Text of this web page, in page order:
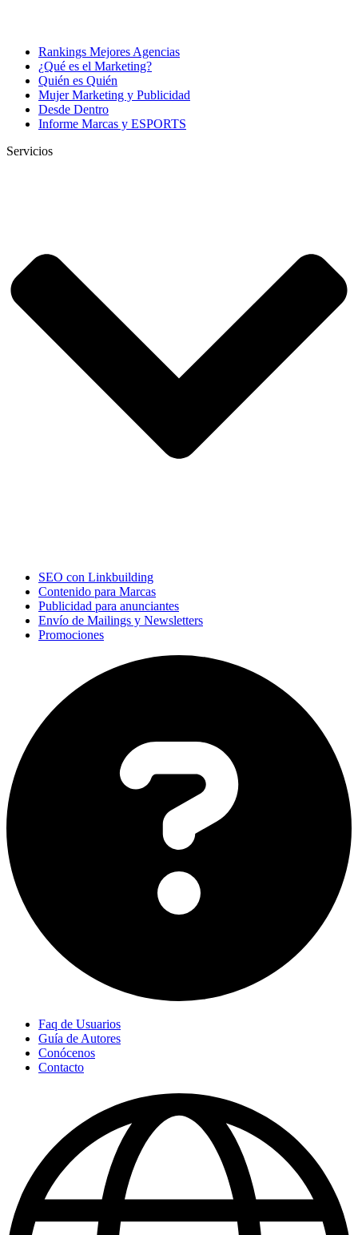
Rankings Mejores Agencias
¿Qué es el Marketing?
Quién es Quién
Mujer Marketing y Publicidad
Desde Dentro
Informe Marcas y ESPORTS
Servicios
SEO con Linkbuilding
Contenido para Marcas
Publicidad para anunciantes
Envío de Mailings y Newsletters
Promociones
Faq de Usuarios
Guía de Autores
Conócenos
Contacto